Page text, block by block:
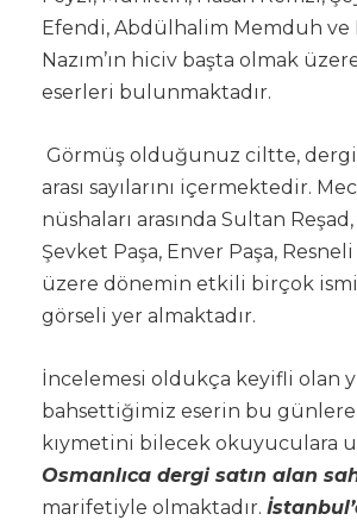
Efendi, Abdülhalim Memduh ve
Nazım’ın hiciv başta olmak
eserleri bulunmaktadır.
Görmüş olduğunuz ciltte,
arası sayılarını içermektedir.
nüshaları arasında Sultan
Şevket Paşa, Enver Paşa,
üzere dönemin etkili birçok
görseli yer almaktadır.
İncelemesi oldukça keyifli olan
bahsettiğimiz eserin bu günlere
kıymetini bilecek okuyuculara
Osmanlıca dergi satın alan
marifetiyle olmaktadır.